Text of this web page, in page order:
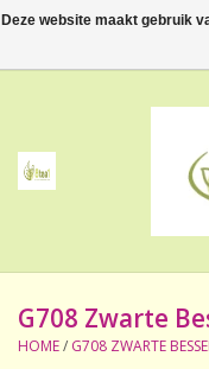
Thee
Accessoires
G708 Zwarte
HOME/ G708 ZWARTE
Deze website maakt gebruik